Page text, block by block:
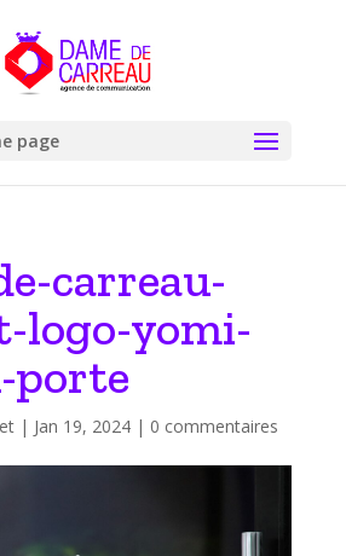
page
carreau-
logo-yomi-
porte
| Jan 19, 2024| 0 commentaires